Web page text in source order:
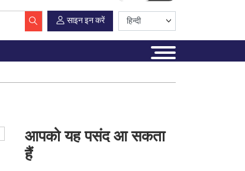
साइन इन करें
आपको यह पसंद आ सकता
हैं